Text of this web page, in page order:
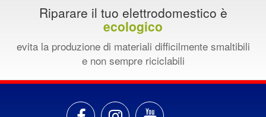
Riparare il tuo elettrodomestico è
ecologico
evita la produzione di materiali difficilmente smaltibili
e non sempre riciclabili